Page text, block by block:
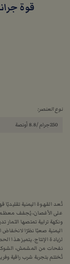
قوة
نوع العنصر:
250جرام /8.8 أونصة
تُعد القهوة اليمنية
على الأغصان، يُجفف
ونكهة ترابية تمتصها
اليمنية صعبًا نظرًا
لزيادة الإنتاج. يتميز هذا
نفحات من المشمش،
تُختتم بتجربة شرب راقية